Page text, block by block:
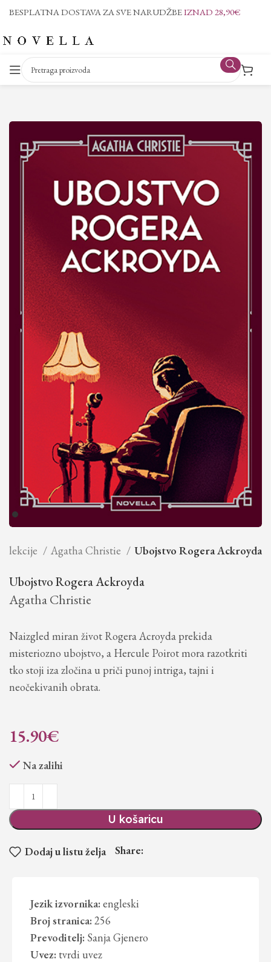
BESPLATNA DOSTAVA ZA SVE NARUDŽBEIZNAD 28,90€
Agatha Christie Ubojstvo Rogera Ackroyda
Ubojstvo Rogera Ackroyda
Agatha Christie
Naizgled miran život Rogera Acroyda prekida
misteriozno ubojstvo, a Hercule Poirot mora razotkriti
tko stoji iza zločina u priči punoj intriga, tajni i
neočekivanih obrata.
15.90€
Na zalihi
U košaricu
Dodaj u listu želja Share:
Jezik izvornika: engleski
Broj stranica: 256
Prevoditelj: Sanja Gjenero
Uvez: tvrdi uvez